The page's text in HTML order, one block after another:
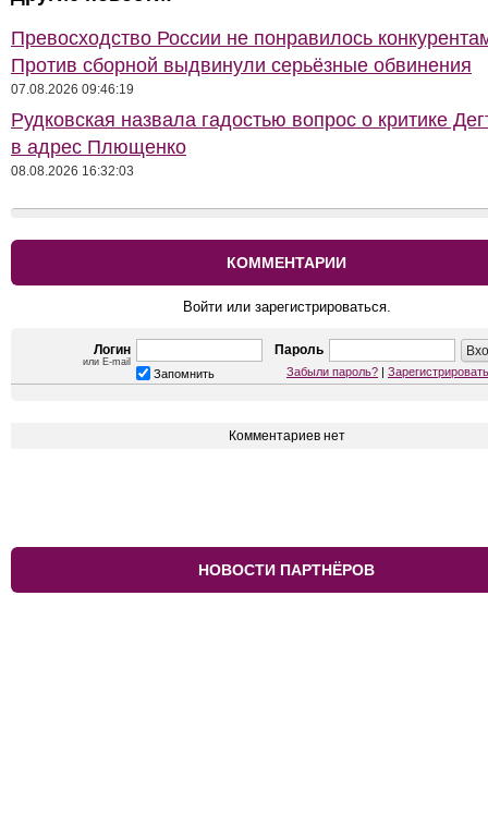
Превосходство России не понравилось
Против сборной выдвинули серьёзные обвинения
07.08.2026 09:46:19
Рудковская назвала гадостью вопрос о критике
в адрес Плющенко
08.08.2026 16:32:03
КОММЕНТАРИИ
Войти или зарегистрироваться.
Логин
или E-mail
Пароль
Запомнить Забыли пароль? |
Комментариев нет
НОВОСТИ ПАРТНЁРОВ